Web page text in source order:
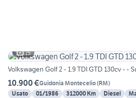
15
Volkswagen Golf 2 - 1.9 TDI GTD 130cv - -
10.900 €Guidonia Montecelio(RM)
Usato
01/1986 312000 Km Diesel